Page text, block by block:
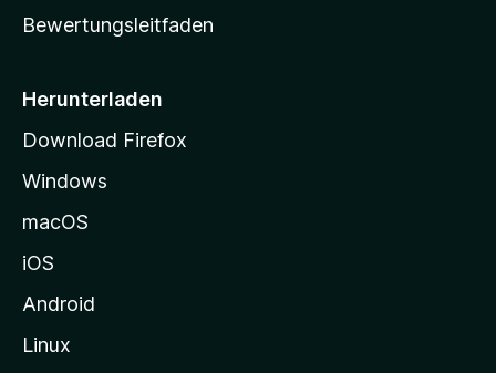
s
i
e
g
e
n
Bewertungsleitfaden
Herunterladen
Download Firefox
Windows
macOS
iOS
Android
Linux